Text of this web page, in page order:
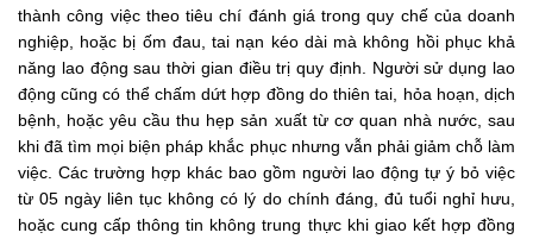
thành công việc theo tiêu chí đánh giá trong quy chế của doanh
nghiệp, hoặc bị ốm đau, tai nạn kéo dài mà không hồi phục khả
năng lao động sau thời gian điều trị quy định. Người sử dụng lao
động cũng có thể chấm dứt hợp đồng do thiên tai, hỏa hoạn, dịch
bệnh, hoặc yêu cầu thu hẹp sản xuất từ cơ quan nhà nước, sau
khi đã tìm mọi biện pháp khắc phục nhưng vẫn phải giảm chỗ làm
việc. Các trường hợp khác bao gồm người lao động tự ý bỏ việc
từ 05 ngày liên tục không có lý do chính đáng, đủ tuổi nghỉ hưu,
hoặc cung cấp thông tin không trung thực khi giao kết hợp đồng